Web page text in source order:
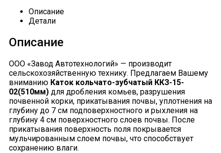
Описание
Детали
Описание
ООО «Завод Автотехнологий» — производит
сельскохозяйственную технику. Предлагаем Вашему
вниманию Каток кольчато-зубчатый ККЗ-15-
02(510мм) для дробления комьев, разрушения
почвенной корки, прикатывания почвы, уплотнения на
глубину до 7 см подповерхностного и рыхления на
глубину 4 см поверхностного слоев почвы. После
прикатывания поверхность поля покрывается
мульчированным слоем почвы, что способствует
сохранению влаги.